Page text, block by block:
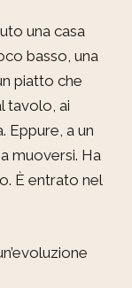
una casa
basso, una
piatto che
tavolo, ai
Eppure, a un
muoversi. Ha
È entrato nel